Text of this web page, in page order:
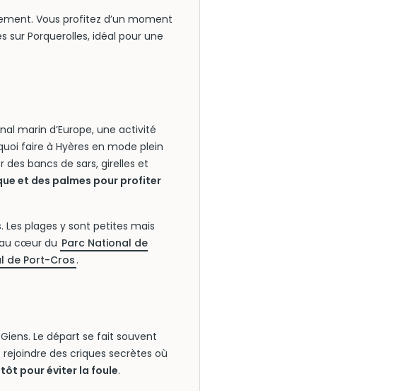
Vous profitez d’un moment
Porquerolles, idéal pour une
marin d’Europe, une activité
faire à Hyères en mode plein
des bancs de sars, girelles et
et des palmes pour profiter
Les plages y sont petites mais
cœur du Parc National de
de Port-Cros.
Le départ se fait souvent
des criques secrètes où
pour éviter la foule.